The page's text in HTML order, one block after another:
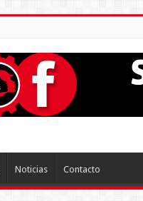
Noticias Contacto